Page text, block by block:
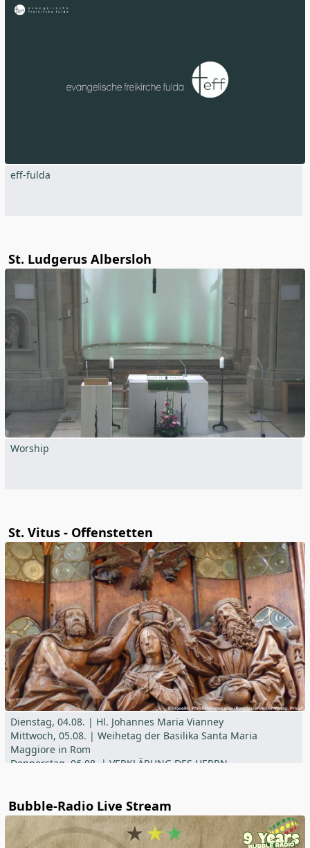
eff-fulda
St. Ludgerus Albersloh
Worship
St. Vitus - Offenstetten
Dienstag, 04.08. | Hl. Johannes Maria Vianney
Mittwoch, 05.08. | Weihetag der Basilika Santa Maria
Maggiore in Rom
Donnerstag, 06.08. | VERKLÄRUNG DES HERRN
der Pfarrei St. Vitus Offenstetten,
Expositur St. Michael Sallingberg,
Pfarrei Maria Immaculata Biburg
Bubble-Radio Live Stream